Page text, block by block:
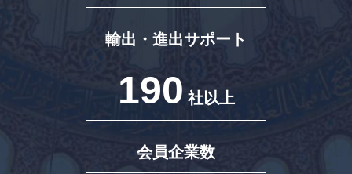
輸出・進出サポート
190 社以上
会員企業数